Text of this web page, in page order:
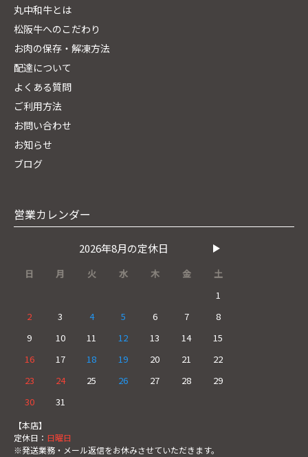
丸中和牛とは
松阪牛へのこだわり
お肉の保存・解凍方法
配達について
よくある質問
ご利用方法
お問い合わせ
お知らせ
ブログ
営業カレンダー
2026年8月の定休日
日 月 火 水 木 金
土
1
2
3 4 5 6 7
8
9
10 11 12 13 14
15
16
17 18 19 20 21
22
23
24 25 26 27 28
29
30
31
【本店】
定休日： 日曜日
※発送業務・メール返信をお休みさせていただきます。